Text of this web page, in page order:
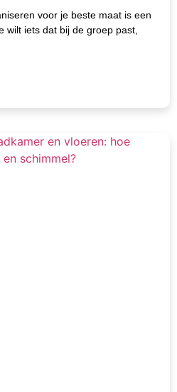
voor je beste maat is een
wilt iets dat bij de groep past,